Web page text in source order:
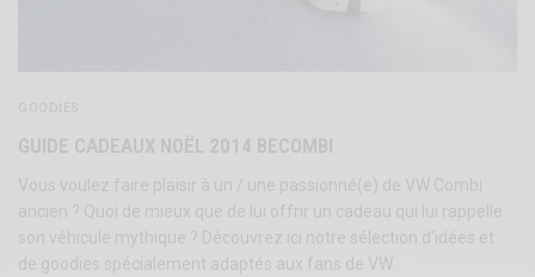
GOODIES
GUIDE CADEAUX NOËL 2014 BECOMBI
Vous voulez faire plaisir à un / une passionné(e) de VW Combi
ancien ? Quoi de mieux que de lui offrir un cadeau qui lui rappelle
son véhicule mythique ? Découvrez ici notre sélection d’idées et
de goodies spécialement adaptés aux fans de VW.